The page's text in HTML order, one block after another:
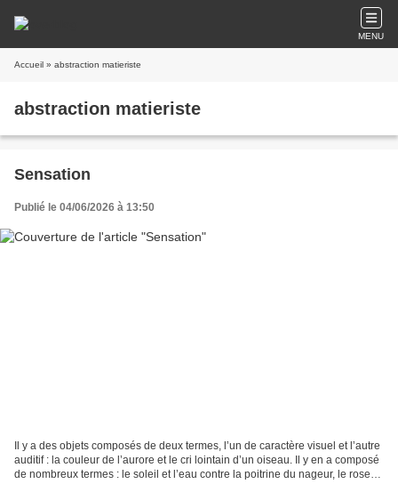
MENU
Accueil » abstraction matieriste
abstraction matieriste
Sensation
Publié le 04/06/2026 à 13:50
Il y a des objets composés de deux termes, l’un de caractère visuel et l’autre
auditif : la couleur de l’aurore et le cri lointain d’un oiseau. Il y en a composé
de nombreux termes : le soleil et l’eau contre la poitrine du nageur, le rose